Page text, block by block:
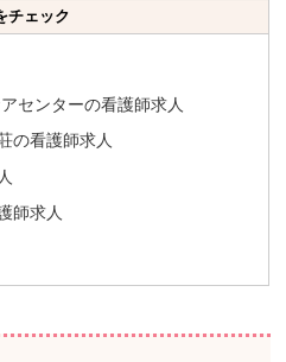
チェック
センターの看護師求人
の看護師求人
師求人